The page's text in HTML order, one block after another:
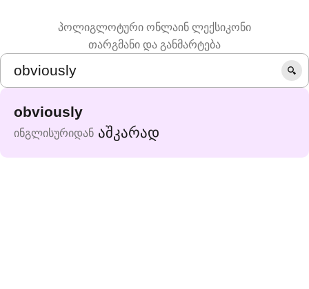
პოლიგლოტური ონლაინ ლექსიკონი
თარგმანი და განმარტება
obviously
ინგლისურიდან აშკარად